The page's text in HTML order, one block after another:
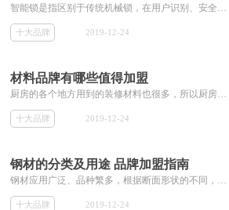
智能锁是指区别于传统机械锁，在用户识别、安全性、管理性方面更加智能化的锁具，智能锁是门禁系统中锁门的执行部件。电子锁不能称之为智能锁，智能锁智能体现的标志是能否手机远程控制和与智能家居联动。
十大品牌 2019-12-24
材料品牌有哪些值得加盟
厨房的各个地方用到的装修材料也很多，所以厨房装修材料的市场前景非常可观。
十大品牌 2019-12-24
钢材的分类及用途 品牌加盟指南
钢材应用广泛、品种繁多，根据断面形状的不同，钢材一般分为型材、板材、管材和金属制品四大类。钢材是建筑中必不可少的建材，钢材质量对于建筑的重要性不言而喻。
十大品牌 2019-12-24